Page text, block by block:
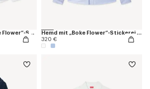
Freizeithemd mit „Boke Flower“-Stickerei in Oxford-Baumwolle
Hemd mit „Boke Flower“-Stickerei aus Oxford-Baumwolle
320 €